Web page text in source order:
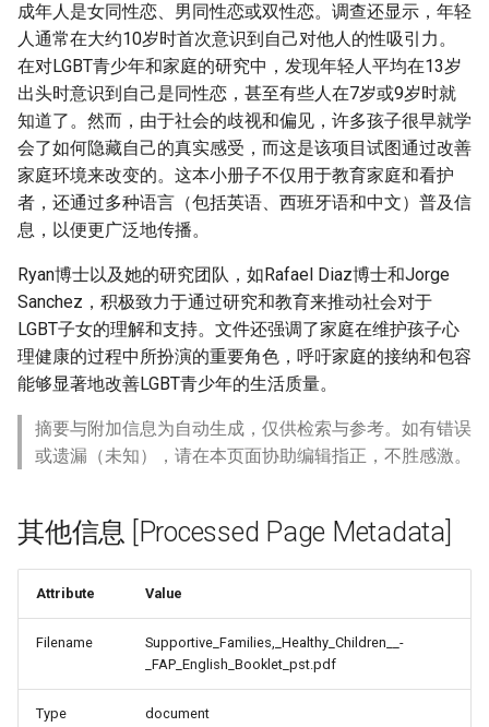
成年人是女同性恋、男同性恋或双性恋。调查还显示，年轻
人通常在大约10岁时首次意识到自己对他人的性吸引力。
在对LGBT青少年和家庭的研究中，发现年轻人平均在13岁
出头时意识到自己是同性恋，甚至有些人在7岁或9岁时就
知道了。然而，由于社会的歧视和偏见，许多孩子很早就学
会了如何隐藏自己的真实感受，而这是该项目试图通过改善
家庭环境来改变的。这本小册子不仅用于教育家庭和看护
者，还通过多种语言（包括英语、西班牙语和中文）普及信
息，以便更广泛地传播。
Ryan博士以及她的研究团队，如Rafael Diaz博士和Jorge
Sanchez，积极致力于通过研究和教育来推动社会对于
LGBT子女的理解和支持。文件还强调了家庭在维护孩子心
理健康的过程中所扮演的重要角色，呼吁家庭的接纳和包容
能够显著地改善LGBT青少年的生活质量。
摘要与附加信息为自动生成，仅供检索与参考。如有错误
或遗漏（未知），请在本页面协助编辑指正，不胜感激。
其他信息 [Processed Page Metadata]
Attribute Value
Filename
Supportive_Families,_Healthy_Children__-
_FAP_English_Booklet_pst.pdf
Type document